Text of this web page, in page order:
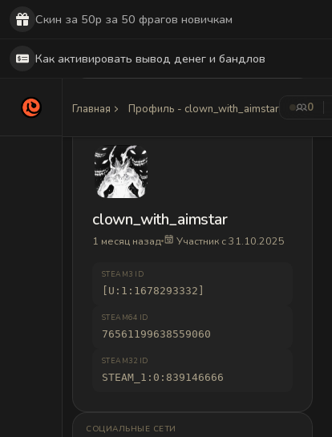
Главная Профиль - clown_with_aimstar 0
clown_with_aimstar
1 месяц назад Участник с 31.10.2025
STEAM3 ID
[U:1:1678293332]
STEAM64 ID
76561199638559060
STEAM32 ID
STEAM_1:0:839146666
СОЦИАЛЬНЫЕ СЕТИ
Скин за 50р за 50 фрагов новичкам
Как активировать вывод денег и бандлов